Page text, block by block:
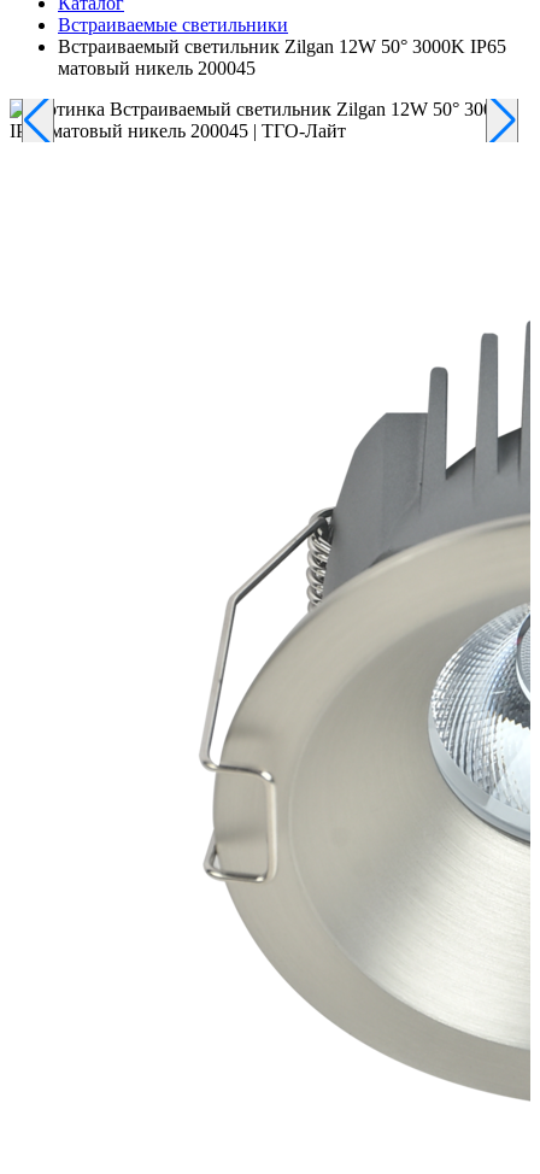
Встраиваемые светильники
Встраиваемый светильник Zilgan 12W 50° 3000K IP65
матовый никель 200045